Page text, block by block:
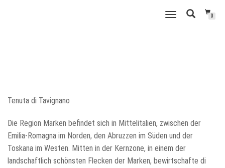
NAVIGATION
0
Tenuta di Tavignano
Die Region Marken befindet sich in Mittelitalien, zwischen der
Emilia-Romagna im Norden, den Abruzzen im Süden und der
Toskana im Westen. Mitten in der Kernzone, in einem der
landschaftlich schönsten Flecken der Marken, bewirtschafte di